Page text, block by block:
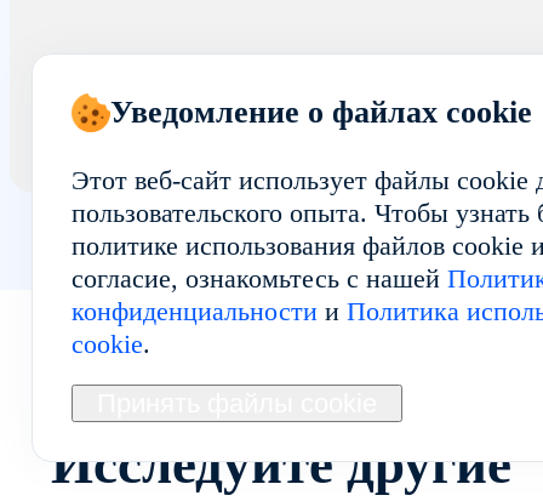
Исследуйте другие
Уведомление о файлах cookie
Этот веб-сайт использует файлы cookie
пользовательского опыта. Чтобы
политике использования файлов cookie
согласие, ознакомьтесь с нашей
конфиденциальностии Политика
cookie.